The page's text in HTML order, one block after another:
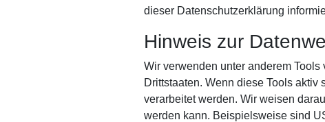
dieser Datenschutzerklärung
Hinweis zur
Wir verwenden unter anderem
Drittstaaten. Wenn diese Tools
verarbeitet werden. Wir weisen
werden kann. Beispielsweise sind